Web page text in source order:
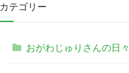
カテゴリー
おがわじゅりさんの日々